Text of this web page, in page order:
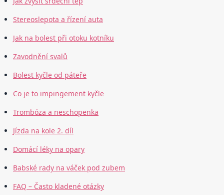
Stereoslepota a řízení auta
Jak na bolest při otoku kotníku
Zavodnění svalů
Bolest kyčle od páteře
Co je to impingement kyčle
Trombóza a neschopenka
Jízda na kole 2. díl
Domácí léky na opary
Babské rady na váček pod zubem
FAQ – Často kladené otázky